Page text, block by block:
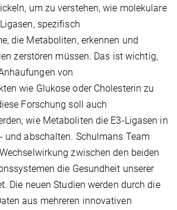
um zu verstehen, wie molekulare
spezifisch
die Metaboliten, erkennen und
zerstören müssen. Das ist wichtig,
von
wie Glukose oder Cholesterin zu
Forschung soll auch
wie Metaboliten die E3-Ligasen in
und abschalten. Schulmans Team
zwischen den beiden
die Gesundheit unserer
Die neuen Studien werden durch die
aus mehreren innovativen